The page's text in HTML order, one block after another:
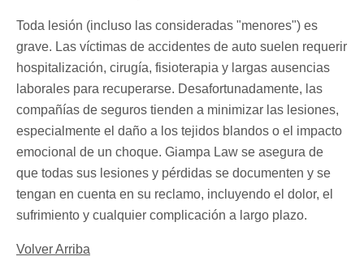
Toda lesión (incluso las consideradas "menores") es
grave. Las víctimas de accidentes de auto suelen requerir
hospitalización, cirugía, fisioterapia y largas ausencias
laborales para recuperarse. Desafortunadamente, las
compañías de seguros tienden a minimizar las lesiones,
especialmente el daño a los tejidos blandos o el impacto
emocional de un choque. Giampa Law se asegura de
que todas sus lesiones y pérdidas se documenten y se
tengan en cuenta en su reclamo, incluyendo el dolor, el
sufrimiento y cualquier complicación a largo plazo.
Volver Arriba